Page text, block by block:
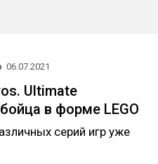
06.07.2021
Ultimate
в форме LEGO
серий игр уже